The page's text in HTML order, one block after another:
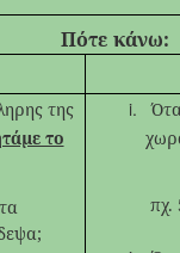
Πότε κάνω:
της
το
πχ. 5